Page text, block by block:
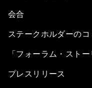
会合
ステークホルダーのコ
「フォーラム・ストー
プレスリリース